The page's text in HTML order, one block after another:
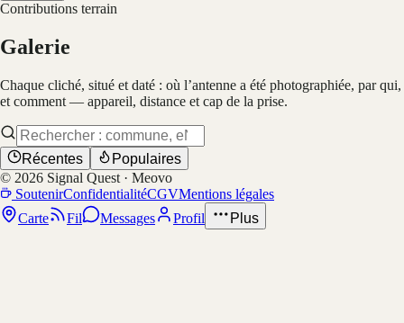
Contributions terrain
Galerie
Chaque cliché, situé et daté : où l’antenne a été photographiée, par qui,
et comment — appareil, distance et cap de la prise.
Récentes
Populaires
© 2026 Signal Quest · Meovo
SoutenirConfidentialitéCGVMentions légales
Carte
Fil Messages Profil Plus